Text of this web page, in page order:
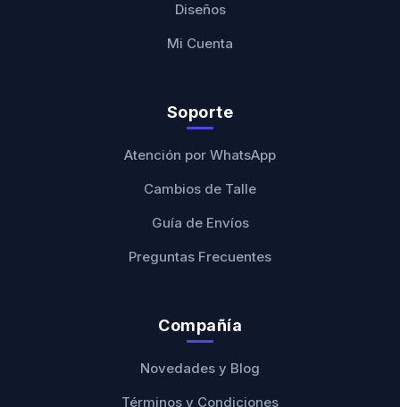
Diseños
Mi Cuenta
Soporte
Atención por WhatsApp
Cambios de Talle
Guía de Envíos
Preguntas Frecuentes
Compañía
Novedades y Blog
Términos y Condiciones